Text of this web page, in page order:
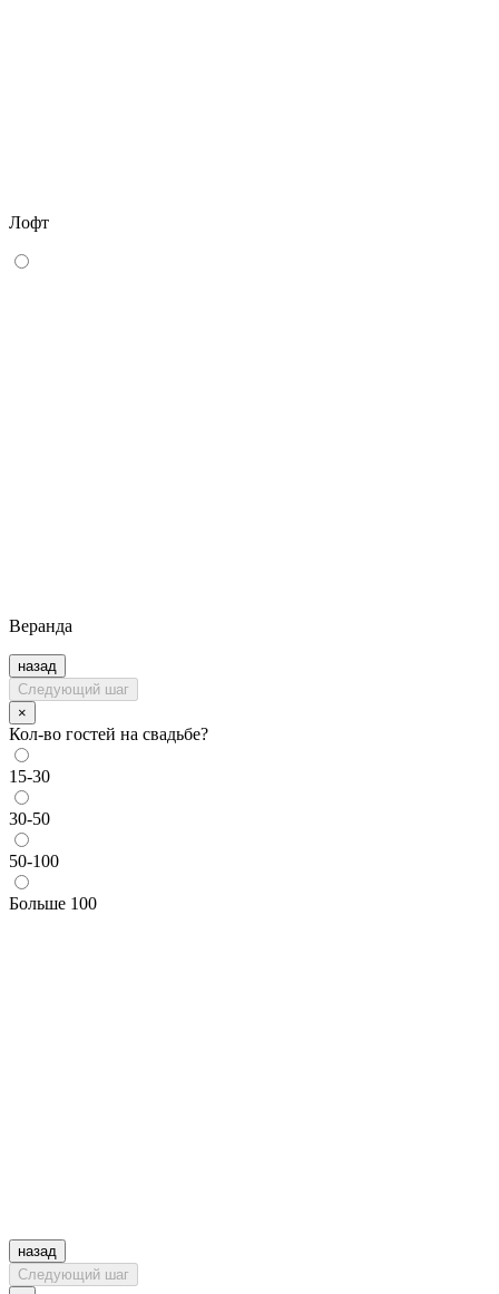
Лофт
Веранда
назад
Следующий шаг
×
Кол-во гостей на свадьбе?
15-30
30-50
50-100
Больше 100
назад
Следующий шаг